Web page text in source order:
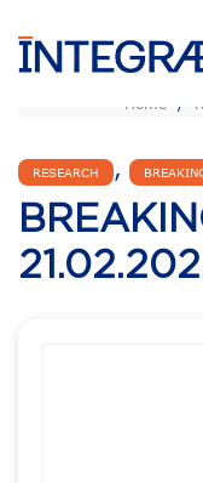
Home /
RESEARCH ,